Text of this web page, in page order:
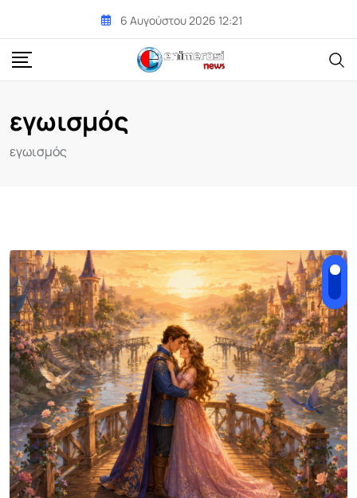
content
6 Αυγούστου 2026 12:21
εγωισμός
εγωισμός